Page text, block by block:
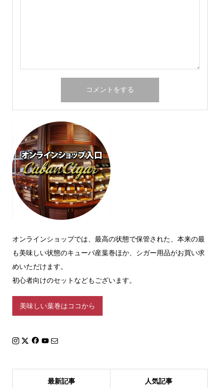
オンラインショップでは、最高の状態で保管された、本来の最
も美味しい状態のキューバ産葉巻ほか、シガー用品がお買い求
めいただけます。
初心者向けのセットなどもございます。
美味しい葉巻はココから
最新記事 人気記事